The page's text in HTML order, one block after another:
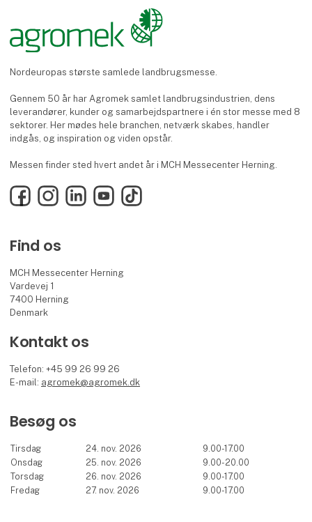
Nordeuropas største samlede landbrugsmesse.
Gennem 50 år har Agromek samlet landbrugsindustrien, dens
leverandører, kunder og samarbejdspartnere i én stor messe med 8
sektorer. Her mødes hele branchen, netværk skabes, handler
indgås, og inspiration og viden opstår.
Messen finder sted hvert andet år i MCH Messecenter Herning.
FacebookInstagramLinkedInYouTubeTikTok
Find os
MCH Messecenter Herning
Vardevej 1
7400 Herning
Denmark
Kontakt os
Telefon: +45 99 26 99 26
E-mail: agromek@agromek.dk
Besøg os
Tirsdag 24. nov. 2026
9.00-17.00
Onsdag
25. nov. 2026
9.00-20.00
Torsdag
26. nov. 2026
9.00-17.00
Fredag
27. nov. 2026 9.00-17.00